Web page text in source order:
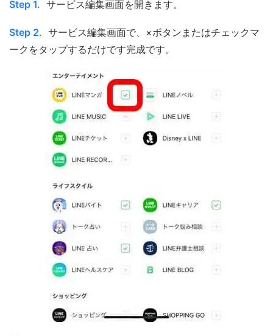
Step 1. サービス編集画面を開きます。
Step 2. サービス編集画面で、×ボタンまたはチェックマ
ークをタップするだけです完成です。